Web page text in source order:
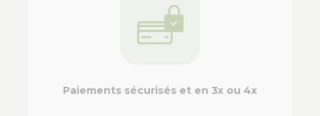
Paiements sécurisés et en 3x ou 4x